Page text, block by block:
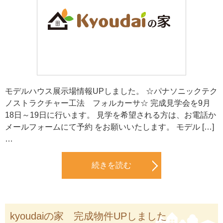
モデルハウス展示場情報UPしました。 ☆パナソニックテク
ノストラクチャー工法 フォルカーサ☆ 完成見学会を9月
18日～19日に行います。 見学を希望される方は、お電話か
メールフォームにて予約 をお願いいたします。 モデル […]
…
続きを読む
kyoudaiの家 完成物件UPしました